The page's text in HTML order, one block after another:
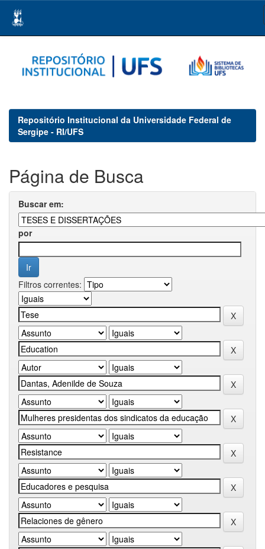
navigation
Repositório Institucional da Universidade Federal de
Sergipe - RI/UFS
Página de Busca
Buscar em:
por
Filtros correntes: